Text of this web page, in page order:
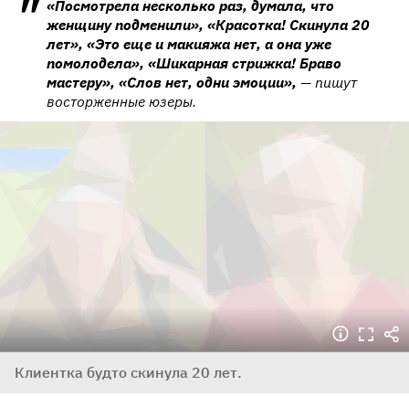
«Посмотрела несколько раз, думала, что
женщину подменили», «Красотка! Скинула 20
лет», «Это еще и макияжа нет, а она уже
помолодела», «Шикарная стрижка! Браво
мастеру», «Слов нет, одни эмоции», — пишут
восторженные юзеры.
Клиентка будто скинула 20 лет.